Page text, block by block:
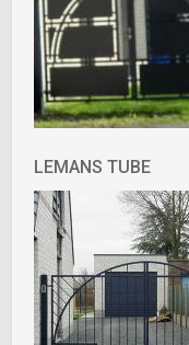
LEMANS TUBE